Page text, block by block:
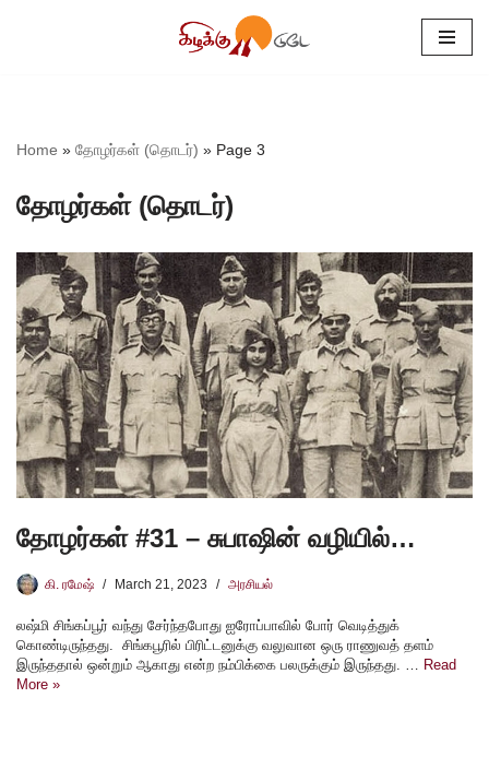
Home » தோழர்கள் (தொடர்) » Page 3
தோழர்கள் (தொடர்)
தோழர்கள் #31 – சுபாஷின் வழியில்…
கி. ரமேஷ் March 21, 2023 அரசியல்
லஷ்மி சிங்கப்பூர் வந்து சேர்ந்தபோது ஐரோப்பாவில் போர் வெடித்துக்
கொண்டிருந்தது. சிங்கபூரில் பிரிட்டனுக்கு வலுவான ஒரு ராணுவத் தளம்
இருந்ததால் ஒன்றும் ஆகாது என்ற நம்பிக்கை பலருக்கும் இருந்தது. … Read
More »